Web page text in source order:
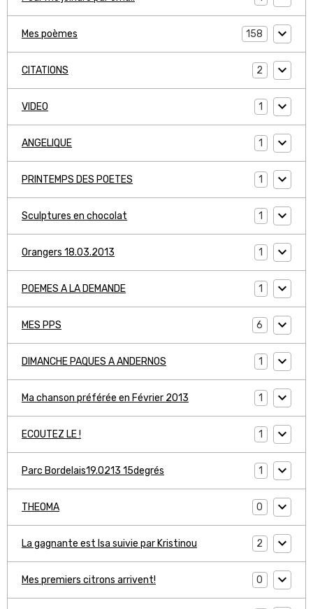
Mes poèmes 158
CITATIONS 2
VIDEO 1
ANGELIQUE 1
PRINTEMPS DES POETES 1
Sculptures en chocolat 1
Orangers 18.03.2013 1
POEMES A LA DEMANDE 1
MES PPS 6
DIMANCHE PAQUES A ANDERNOS 1
Ma chanson préférée en Février 2013 1
ECOUTEZ LE ! 1
Parc Bordelais19.0213 15degrés 1
THEOMA 0
La gagnante est Isa suivie par Kristinou 2
Mes premiers citrons arrivent! 0